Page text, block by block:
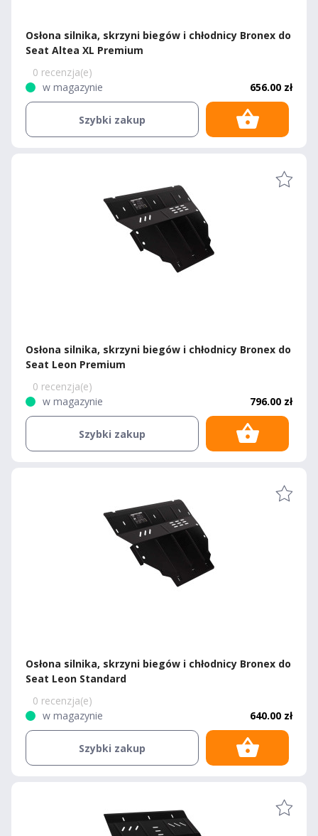
Osłona silnika, skrzyni biegów i chłodnicy Bronex do
Seat Altea XL Premium
0 recenzja(e)
w magazynie
656.00 zł
Szybki zakup
Osłona silnika, skrzyni biegów i chłodnicy Bronex do
Seat Leon Premium
0 recenzja(e)
w magazynie
796.00 zł
Szybki zakup
Osłona silnika, skrzyni biegów i chłodnicy Bronex do
Seat Leon Standard
0 recenzja(e)
w magazynie
640.00 zł
Szybki zakup